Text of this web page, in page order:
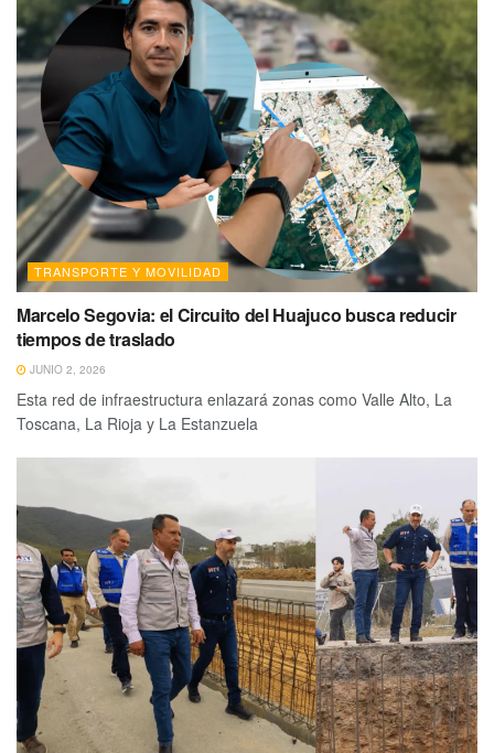
TRANSPORTE Y MOVILIDAD
Marcelo Segovia: el Circuito del Huajuco busca reducir
tiempos de traslado
JUNIO 2, 2026
Esta red de infraestructura enlazará zonas como Valle Alto, La
Toscana, La Rioja y La Estanzuela